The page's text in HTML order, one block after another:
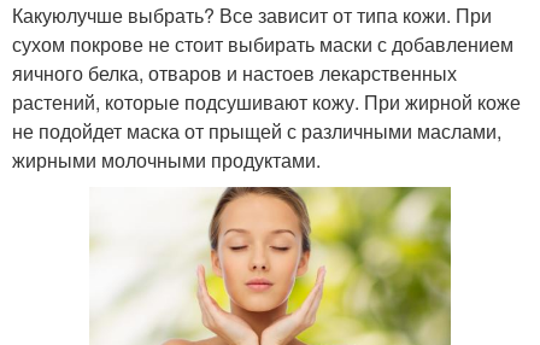
Какуюлучше выбрать? Все зависит от типа кожи. При
сухом покрове не стоит выбирать маски с добавлением
яичного белка, отваров и настоев лекарственных
растений, которые подсушивают кожу. При жирной коже
не подойдет маска от прыщей с различными маслами,
жирными молочными продуктами.